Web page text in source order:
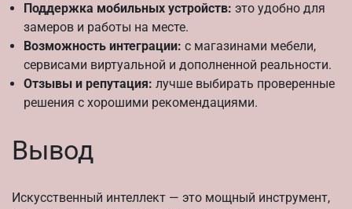
Поддержка мобильных устройств: это удобно для
замеров и работы на месте.
Возможность интеграции: с магазинами мебели,
сервисами виртуальной и дополненной реальности.
Отзывы и репутация: лучше выбирать проверенные
решения с хорошими рекомендациями.
Вывод
Искусственный интеллект — это мощный инструмент,